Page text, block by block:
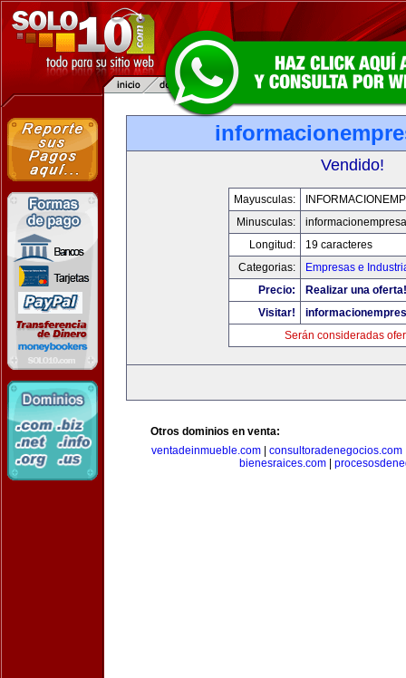
Vendido!
Mayusculas:
Minusculas:
Longitud:
19 caracteres
Categorias:
Empresas e
Precio:
Realizar una oferta!
Visitar!
Serán consideradas
Otros dominios en venta:
ventadeinmueble.com| consultoradenegocios.com
bienesraices.com|